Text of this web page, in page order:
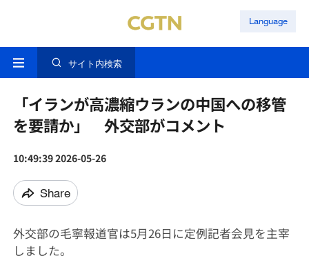
Language
サイト内検索
「イランが高濃縮ウランの中国への移管
を要請か」 外交部がコメント
10:49:39 2026-05-26
Share
外交部の毛寧報道官は5月26日に定例記者会見を主宰
しました。